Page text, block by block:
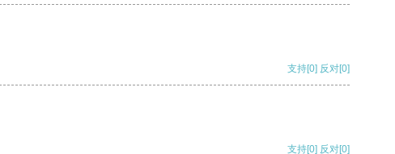
支持[0] 反对[0]
支持[0] 反对[0]